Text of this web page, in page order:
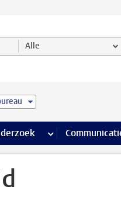
Alle
pagina’s
meer Onderzoek